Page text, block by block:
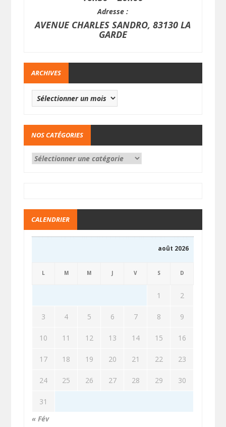
Adresse :
AVENUE CHARLES SANDRO, 83130 LA
GARDE
ARCHIVES
NOS CATÉGORIES
CALENDRIER
août 2026
L M M J V S D
1 2
3 4 5 6 7 8 9
10 11 12 13 14 15 16
17 18 19 20 21 22 23
24 25 26 27 28 29 30
31
« Fév